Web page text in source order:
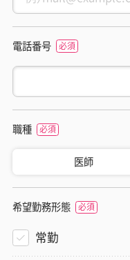
電話番号
職種
医師
希望勤務形態
常勤